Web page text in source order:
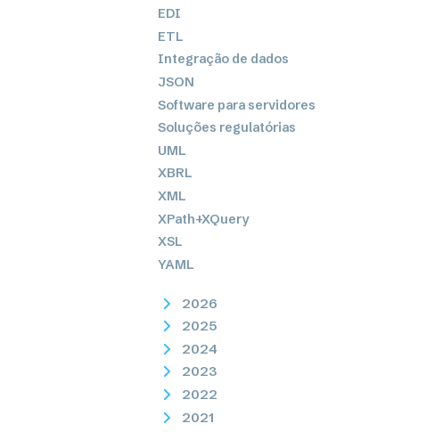
EDI
ETL
Integração de dados
JSON
Software para servidores
Soluções regulatórias
UML
XBRL
XML
XPath+XQuery
XSL
YAML
2026
2025
2024
2023
2022
2021